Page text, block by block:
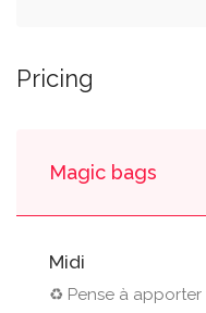
Pricing
Magic bags
Midi
♻️ Pense à